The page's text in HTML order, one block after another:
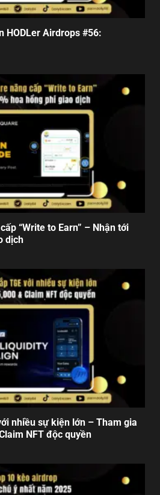
HODLer Airdrops #56:
“Write to Earn” – Nhận tới
dịch
nhiều sự kiện lớn – Tham gia
NFT độc quyền